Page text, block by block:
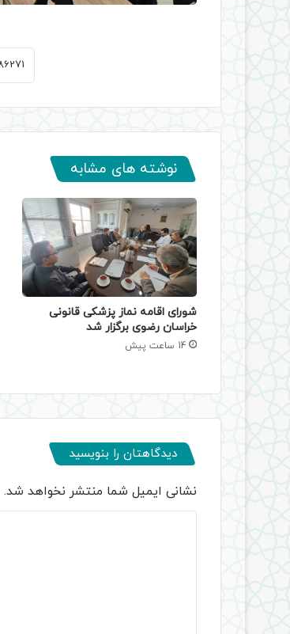
نوشته های مشابه
شورای اقامه نماز پزشکی قانونی
خراسان رضوی برگزار شد
14 ساعت پیش
دیدگاهتان را بنویسید
نشانی ایمیل شما منتشر نخواهد شد.